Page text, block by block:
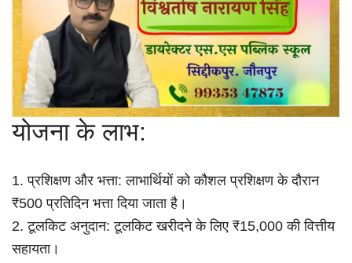
योजना के लाभ:
1. प्रशिक्षण और भत्ता: लाभार्थियों को कौशल प्रशिक्षण के दौरान
₹500 प्रतिदिन भत्ता दिया जाता है।
2. टूलकिट अनुदान: टूलकिट खरीदने के लिए ₹15,000 की वित्तीय
सहायता।